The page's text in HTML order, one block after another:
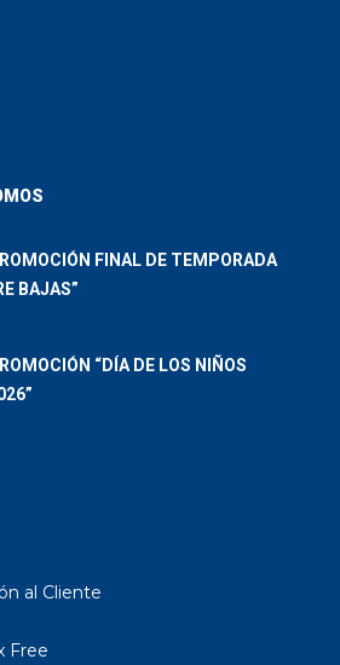
FINAL DE TEMPORADA
BAJAS”
“DÍA DE LOS NIÑOS
al Cliente
Free